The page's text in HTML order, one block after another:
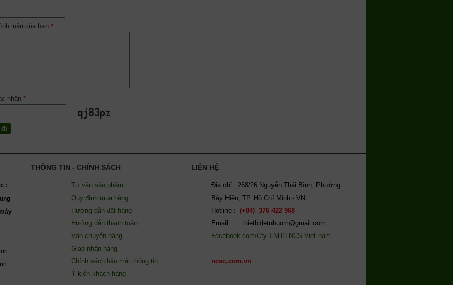
luận của bạn*
nhận*
:
THÔNG TIN - CHÍNH SÁCH
Tư vấn sản phẩm
Quy định mua hàng
Hướng dẫn đặt hàng
Hướng dẫn thanh toán
Vận chuyển hàng
Giao nhận hàng
Chính sách bảo mật thông tin
Ý kiến khách hàng
LIÊN HỆ
Địa chỉ : 268/26 Nguyễn Thái Bình, Phường
Bảy Hiền, TP. Hồ Chí Minh - VN.
Hotline : (+84) 376 422 968
Email : thietbidetnhuom@gmail.com
Facebook.com/Cty TNHH NCS Viet nam
ncsc.com.vn